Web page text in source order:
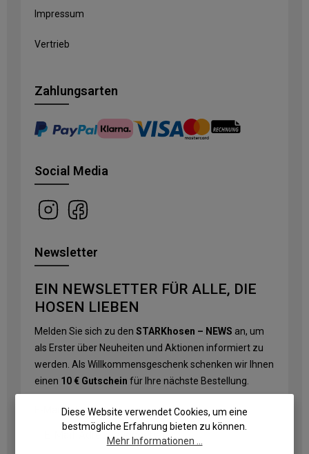
Impressum
Vertrieb
Zahlungsarten
Social Media
Newsletter
EIN NEWSLETTER FÜR ALLE, DIE
HOSEN LIEBEN
Melden Sie sich zu den STARKhosen – NEWS an, um
als Erster über Neuheiten und Aktionen informiert zu
werden. Als Willkommensgeschenk schenken wir Ihnen
einen 10 € Gutschein für Ihre nächste Bestellung.
E-Mail-Adresse*
Diese Website verwendet Cookies, um eine
bestmögliche Erfahrung bieten zu können.
Mehr Informationen ...